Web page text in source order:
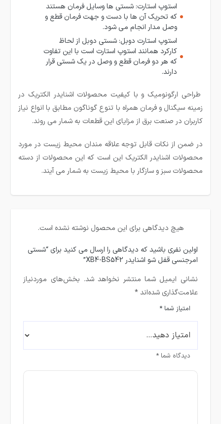
استوپ استارت: شستی ها وسایل فرمان هستند
که تحریک آن ها با دست و جهت فرمان قطع و
وصل مدار انجام مى شود.
استوپ استارت دوبل: شستی دوبل از لحاظ
کارکرد همانند استوپ استارت است با این تفاوت
که هر دو فرمان قطع و وصل در یک شستی قرار
دارند.
طراحی ارگونومیک و با کیفیت محصولات اشنایدر الکتریک در
زمینه سیگنال و فرمان همراه با تنوع گوناگون مطابق با انواع نیاز
کاربران در صنعت برق از مزایای این قطعات به شمار می روند.
در ضمن از نکات قابل توجه علاقه مندان محیط زیست در مورد
محصولات اشنایدر الکتریک این است که این محصولات از دسته
محصولات سبز و سازگار با محیط زیست به شمار می آیند.
هیچ دیدگاهی برای این محصول نوشته نشده است.
اولین نفری باشید که دیدگاهی را ارسال می کنید برای “شستی
امرجنسی قفل شو اشنایدر XB4-BS542”
نشانی ایمیل شما منتشر نخواهد شد. بخش‌های موردنیاز
علامت‌گذاری شده‌اند*
امتیاز شما*
دیدگاه شما*